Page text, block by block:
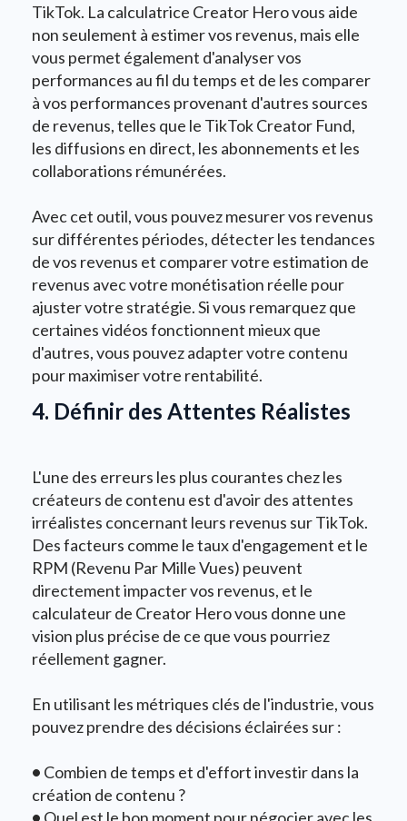
TikTok. La calculatrice Creator Hero vous aide
non seulement à estimer vos revenus, mais elle
vous permet également d'analyser vos
performances au fil du temps et de les comparer
à vos performances provenant d'autres sources
de revenus, telles que le TikTok Creator Fund,
les diffusions en direct, les abonnements et les
collaborations rémunérées.
Avec cet outil, vous pouvez mesurer vos revenus
sur différentes périodes, détecter les tendances
de vos revenus et comparer votre estimation de
revenus avec votre monétisation réelle pour
ajuster votre stratégie. Si vous remarquez que
certaines vidéos fonctionnent mieux que
d'autres, vous pouvez adapter votre contenu
pour maximiser votre rentabilité.
4. Définir des Attentes Réalistes
L'une des erreurs les plus courantes chez les
créateurs de contenu est d'avoir des attentes
irréalistes concernant leurs revenus sur TikTok.
Des facteurs comme le taux d'engagement et le
RPM (Revenu Par Mille Vues) peuvent
directement impacter vos revenus, et le
calculateur de Creator Hero vous donne une
vision plus précise de ce que vous pourriez
réellement gagner.
En utilisant les métriques clés de l'industrie, vous
pouvez prendre des décisions éclairées sur :
• Combien de temps et d'effort investir dans la
création de contenu ?
• Quel est le bon moment pour négocier avec les